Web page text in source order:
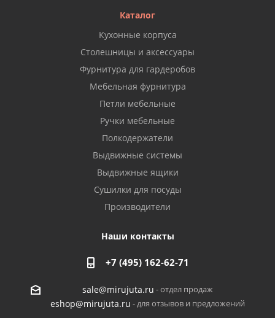
Каталог
Кухонные корпуса
Столешницы и аксессуары
Фурнитура для гардеробов
Мебельная фурнитура
Петли мебельные
Ручки мебельные
Полкодержатели
Выдвижные системы
Выдвижные ящики
Сушилки для посуды
Производители
Наши контакты
+7 (495) 162-62-71
sale@mirujuta.ru - отдел продаж
eshop@mirujuta.ru - для отзывов и предложений